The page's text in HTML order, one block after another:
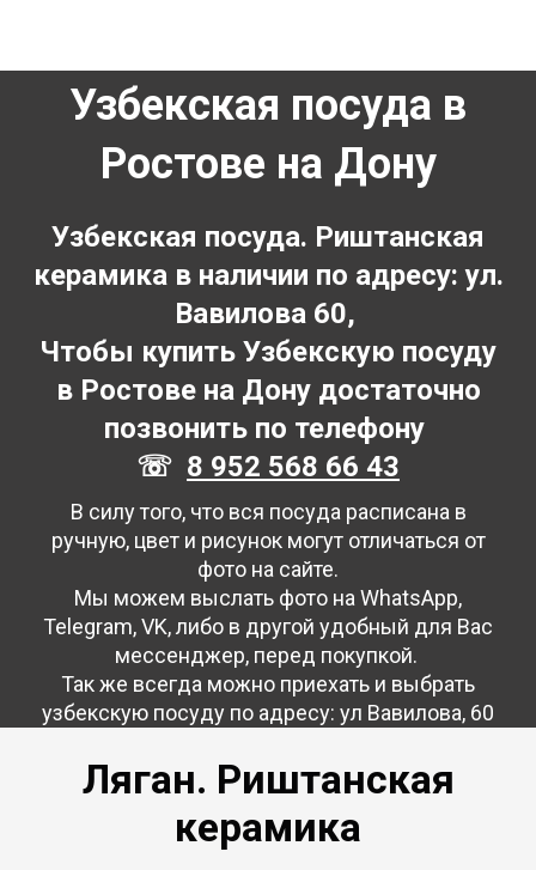
Узбекская посуда в
Ростове на Дону
Узбекская посуда. Риштанская
керамика в наличии по адресу: ул.
Вавилова 60,
Чтобы купить Узбекскую посуду
в Ростове на Дону достаточно
позвонить по телефону
☏ 8 952 568 66 43
В силу того, что вся посуда расписана в
ручную, цвет и рисунок могут отличаться от
фото на сайте.
Мы можем выслать фото на WhatsApp,
Telegram, VK, либо в другой удобный для Вас
мессенджер, перед покупкой.
Так же всегда можно приехать и выбрать
узбекскую посуду по адресу: ул Вавилова, 60
Ляган. Риштанская
керамика